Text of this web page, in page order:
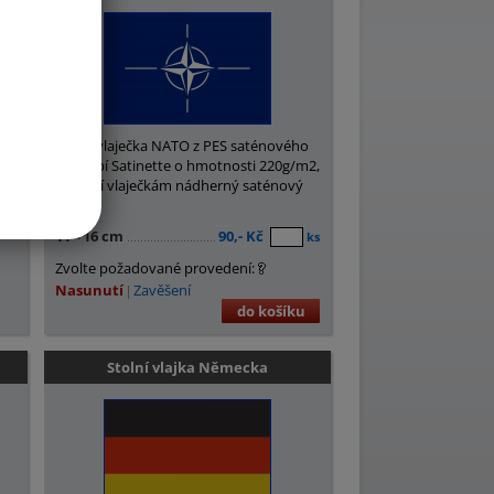
Stolní vlaječka NATO z PES saténového
hedvábí Satinette o hmotnosti 220g/m2,
dávající vlaječkám nádherný saténový
11×16 cm 90,- Kč ks
Zvolte požadované provedení:
Nasunutí Zavěšení
do košíku
Stolní vlajka Německa